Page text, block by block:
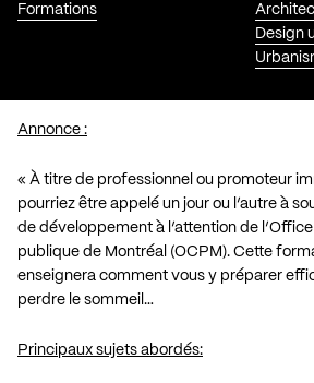
Formations
Design
Annonce :
« À titre de professionnel ou promoteur
pourriez être appelé un jour ou l’autre à
de développement à l’attention de
publique de Montréal (OCPM). Cette
enseignera comment vous y préparer
perdre le sommeil…
Principaux sujets abordés: